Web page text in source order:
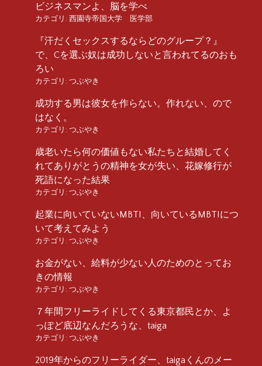
ビジネスマンよ、脳を学べ
カテゴリ: 西園寺帝国大学 医学部
『汗だくセックスするならどのグループ？』
で、Cを選ぶ奴は成功しないと言われてるのおも
ろい
カテゴリ: つぶやき
成功する男は彼女を作らない。作れない、ので
はなく。
カテゴリ: つぶやき
歳老いたら何の価値もない私たちと結婚してく
れてありがとうの精神を女が失い、花嫁修行が
死語になった結果
カテゴリ: つぶやき
起業に向いていないMBTI、向いているMBTIにつ
いて考えてみよう
カテゴリ: つぶやき
お金がない、給料が少ない人のためのとってお
きの情報
カテゴリ: つぶやき
７年間フリーライドしてくる東京都民とか、よ
っぽど底辺なんだろうな、taiga
カテゴリ: つぶやき
2019年からのフリーライダー、taigaくんのメー